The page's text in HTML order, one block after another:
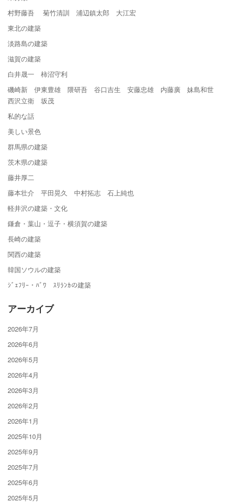
村野藤吾 菊竹清訓 浦辺鎮太郎 大江宏
東北の建築
淡路島の建築
滋賀の建築
白井晟一 柿沼守利
磯崎新 伊東豊雄 隈研吾 谷口吉生 安藤忠雄 内藤廣 妹島和世
西沢立衛 坂茂
私的な話
美しい景色
群馬県の建築
茨木県の建築
藤井厚二
藤本壮介 平田晃久 中村拓志 石上純也
軽井沢の建築・文化
鎌倉・葉山・逗子・横須賀の建築
長崎の建築
関西の建築
韓国ソウルの建築
ｼﾞｪﾌﾘｰ・ﾊﾞﾜ ｽﾘﾗﾝｶの建築
アーカイブ
2026年7月
2026年6月
2026年5月
2026年4月
2026年3月
2026年2月
2026年1月
2025年10月
2025年9月
2025年7月
2025年6月
2025年5月